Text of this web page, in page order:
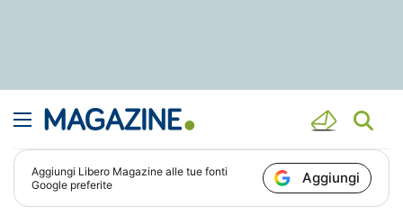
Aggiungi Libero Magazine alle tue fonti
Google preferite
Aggiungi